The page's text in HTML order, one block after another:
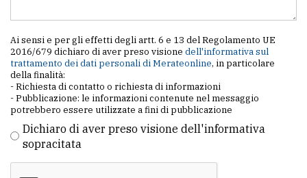
Ai sensi e per gli effetti degli artt. 6 e 13 del Regolamento UE
2016/679 dichiaro di aver preso visione dell'informativa sul
trattamento dei dati personali di Merateonline, in particolare
della finalità:
- Richiesta di contatto o richiesta di informazioni
- Pubblicazione: le informazioni contenute nel messaggio
potrebbero essere utilizzate a fini di pubblicazione
Dichiaro di aver preso visione dell'informativa
sopracitata